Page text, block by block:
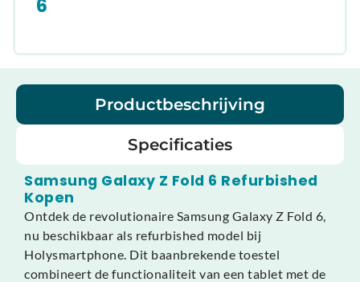
6
Productbeschrijving
Specificaties
Samsung Galaxy Z Fold 6 Refurbished
Kopen
Ontdek de revolutionaire Samsung Galaxy Z Fold 6,
nu beschikbaar als refurbished model bij
Holysmartphone. Dit baanbrekende toestel
combineert de functionaliteit van een tablet met de